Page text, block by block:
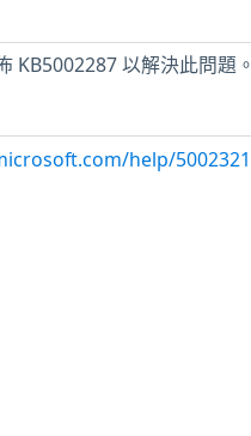
KB5002287 以解決此問題。
help/5002321